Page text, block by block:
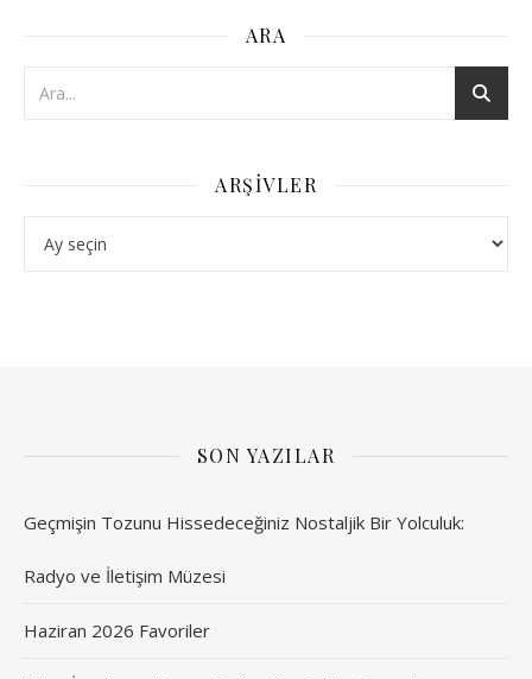
ARA
ARŞIVLER
SON YAZILAR
Geçmişin Tozunu Hissedeceğiniz Nostaljik Bir Yolculuk:
Radyo ve İletişim Müzesi
Haziran 2026 Favoriler